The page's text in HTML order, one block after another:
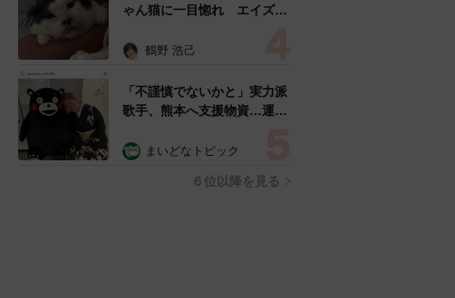
ゃん猫に一目惚れ エイズだ
暮らすと「おじ猫」だって可
鶴野 浩己
「不謹慎でないかと」実力派
歌手、熊本へ支援物資…運搬
めらい 「痛いほど伝わる」
まいどなトピック
６位以降を見る